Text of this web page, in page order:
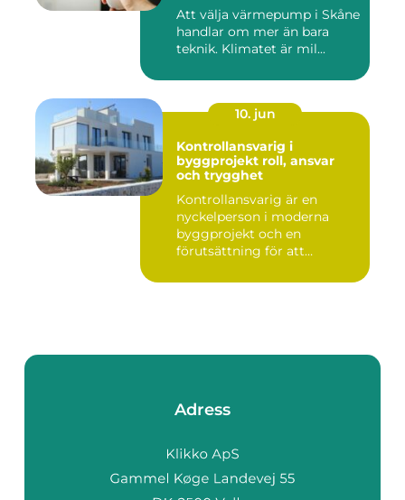
Att välja värmepump i Skåne
handlar om mer än bara
teknik. Klimatet är mil...
10. jun
Kontrollansvarig i
byggprojekt roll, ansvar
och trygghet
Kontrollansvarig är en
nyckelperson i moderna
byggprojekt och en
förutsättning för att
Adress